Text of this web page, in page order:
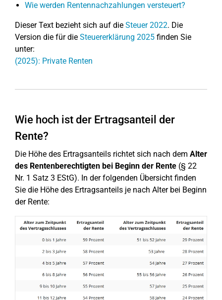
Wie werden Rentennachzahlungen versteuert?
Dieser Text bezieht sich auf die Steuer 2022. Die
Version die für die Steuererklärung 2025 finden Sie
unter:
(2025): Private Renten
Wie hoch ist der Ertragsanteil der
Rente?
Die Höhe des Ertragsanteils richtet sich nach dem Alter
des Rentenberechtigten bei Beginn der Rente (§ 22
Nr. 1 Satz 3 EStG). In der folgenden Übersicht finden
Sie die Höhe des Ertragsanteils je nach Alter bei Beginn
der Rente: